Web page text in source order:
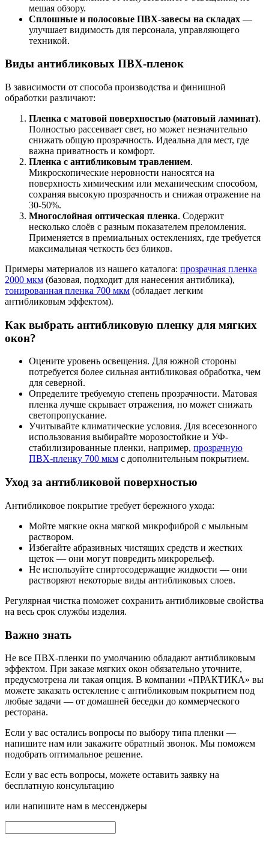
мешая обзору.
Сплошные и полосовые ПВХ-завесы на складах —
улучшает видимость для персонала, управляющего
техникой.
Виды антибликовых ПВХ-пленок
В зависимости от способа производства и финишной
обработки различают:
Пленка с матовой поверхностью (матовый ламинат).
Полностью рассеивает свет, но может незначительно
снижать общую прозрачность. Идеальна для мест, где
важна приватность и комфорт.
Пленка с антибликовым травлением.
Микроскопические неровности наносятся на
поверхность химическим или механическим способом,
сохраняя высокую прозрачность и снижая отражение на
30-50%.
Многослойная оптическая пленка. Содержит
несколько слоёв с разным показателем преломления.
Применяется в премиальных остеклениях, где требуется
максимальная четкость без бликов.
Примеры материалов из нашего каталога: прозрачная пленка
2000 мкм (базовая, подходит для нанесения антиблика),
тонированная пленка 700 мкм (обладает легким
антибликовым эффектом).
Как выбрать антибликовую пленку для мягких
окон?
Оцените уровень освещения. Для южной стороны
потребуется более сильная антибликовая обработка, чем
для северной.
Определите требуемую степень прозрачности. Матовая
пленка лучше скрывает отражения, но может снижать
светопропускание.
Учитывайте климатические условия. Для всесезонного
использования выбирайте морозостойкие и УФ-
стабилизированные пленки, например, прозрачную
ПВХ-пленку 700 мкм с дополнительным покрытием.
Уход за антибликовой поверхностью
Антибликовое покрытие требует бережного ухода:
Мойте мягкие окна мягкой микрофиброй с мыльным
раствором.
Избегайте абразивных чистящих средств и жестких
щеток — они могут повредить микрорельеф.
Не используйте спиртосодержащие жидкости — они
растворяют некоторые виды антибликовых слоев.
Регулярная чистка поможет сохранить антибликовые свойства
на весь срок службы изделия.
Важно знать
Не все ПВХ-пленки по умолчанию обладают антибликовым
эффектом. При заказе мягких окон обязательно уточните,
предусмотрена ли такая опция. В компании «ПРАКТИКА» вы
можете заказать остекление с антибликовым покрытием под
любые задачи — от домашней беседки до коммерческого
ресторана.
Если у вас остались вопросы по выбору типа пленки —
напишите нам или закажите обратный звонок. Мы поможем
подобрать оптимальное решение.
Если у вас есть вопросы, можете оставить заявку на
бесплатную консультацию
или напишите нам в мессенджеры